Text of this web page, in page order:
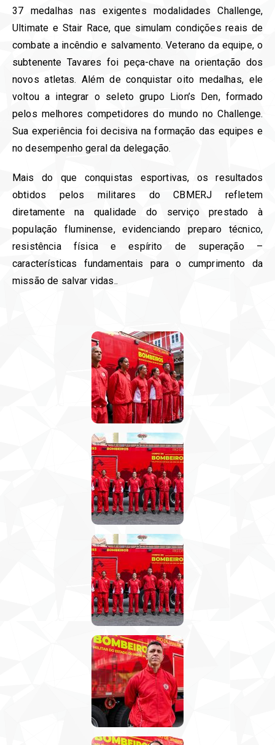
37 medalhas nas exigentes modalidades Challenge,
Ultimate e Stair Race, que simulam condições reais de
combate a incêndio e salvamento. Veterano da equipe, o
subtenente Tavares foi peça-chave na orientação dos
novos atletas. Além de conquistar oito medalhas, ele
voltou a integrar o seleto grupo Lion’s Den, formado
pelos melhores competidores do mundo no Challenge.
Sua experiência foi decisiva na formação das equipes e
no desempenho geral da delegação.
Mais do que conquistas esportivas, os resultados
obtidos pelos militares do CBMERJ refletem
diretamente na qualidade do serviço prestado à
população fluminense, evidenciando preparo técnico,
resistência física e espírito de superação –
características fundamentais para o cumprimento da
missão de salvar vidas..